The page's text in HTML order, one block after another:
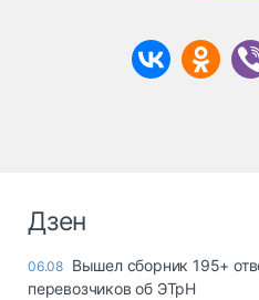
Дзен
06.08 Вышел сборник 195+
перевозчиков об ЭТрН